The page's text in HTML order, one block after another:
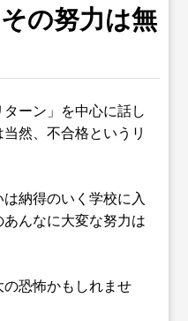
の努力は無
ーン」を中心に話し
然、不合格というリ
は納得のいく学校に入
んなに大変な努力は
恐怖かもしれませ